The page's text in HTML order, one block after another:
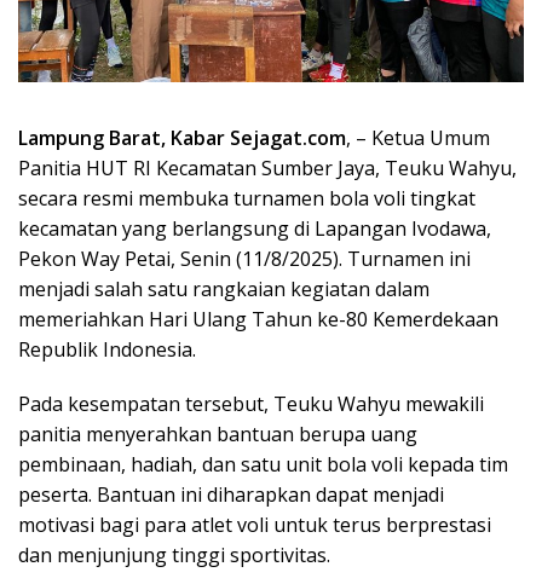
Lampung Barat, Kabar Sejagat.com, – Ketua Umum
Panitia HUT RI Kecamatan Sumber Jaya, Teuku Wahyu,
secara resmi membuka turnamen bola voli tingkat
kecamatan yang berlangsung di Lapangan Ivodawa,
Pekon Way Petai, Senin (11/8/2025). Turnamen ini
menjadi salah satu rangkaian kegiatan dalam
memeriahkan Hari Ulang Tahun ke-80 Kemerdekaan
Republik Indonesia.
Pada kesempatan tersebut, Teuku Wahyu mewakili
panitia menyerahkan bantuan berupa uang
pembinaan, hadiah, dan satu unit bola voli kepada tim
peserta. Bantuan ini diharapkan dapat menjadi
motivasi bagi para atlet voli untuk terus berprestasi
dan menjunjung tinggi sportivitas.